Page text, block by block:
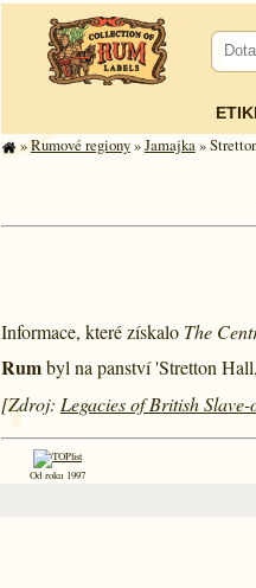
»Rumové regiony»Jamajka»
Informace, které získalo The
Rumbyl na panství 'Stretton
[Zdroj: Legacies of British
Od roku 1997